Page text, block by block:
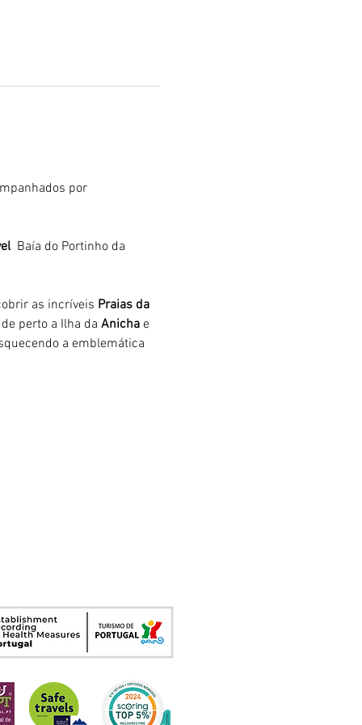
por
Baía do Portinho da
as incríveis Praias da
perto a Ilha da Anicha e
a emblemática